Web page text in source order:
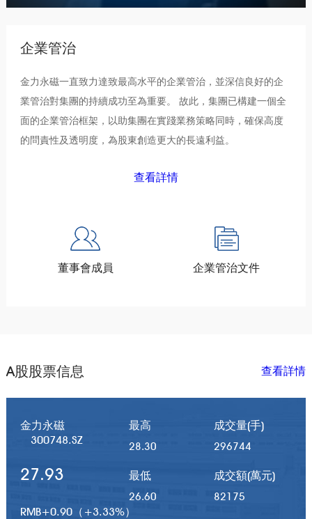
企業管治
金力永磁一直致力達致最高水平的企業管治，並深信良好的企
業管治對集團的持續成功至為重要。 故此，集團已構建一個全
面的企業管治框架，以助集團在實踐業務策略同時，確保高度
的問責性及透明度，為股東創造更大的長遠利益。
查看詳情
董事會成員 企業管治文件
A股股票信息 查看詳情
金力永磁
300748.SZ
27.93
RMB+0.90（ +3.33%）
最高
28.30
成交量(手)
296744
最低
26.60
成交額(萬元)
82175